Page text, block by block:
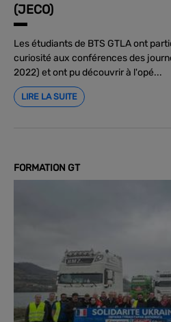
(JECO)
Les étudiants de BTS GTLA ont
curiosité aux conférences des
2022) et ont pu découvrir à l'opé...
LIRE LA SUITE
FORMATION GT